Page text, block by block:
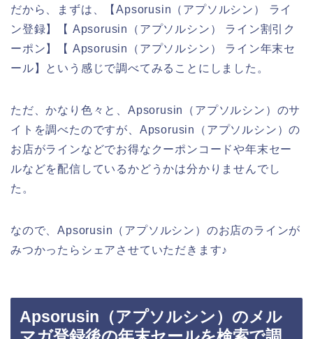
だから、まずは、【Apsorusin（アプソルシン） ライ
ン登録】【 Apsorusin（アプソルシン） ライン割引ク
ーポン】【 Apsorusin（アプソルシン） ライン年末セ
ール】という感じで調べてみることにしました。
ただ、かなり色々と、Apsorusin（アプソルシン）のサ
イトを調べたのですが、Apsorusin（アプソルシン）の
お店がラインなどでお得なクーポンコードや年末セー
ルなどを配信しているかどうかは分かりませんでし
た。
なので、Apsorusin（アプソルシン）のお店のラインが
みつかったらシェアさせていただきます♪
Apsorusin（アプソルシン）のメル